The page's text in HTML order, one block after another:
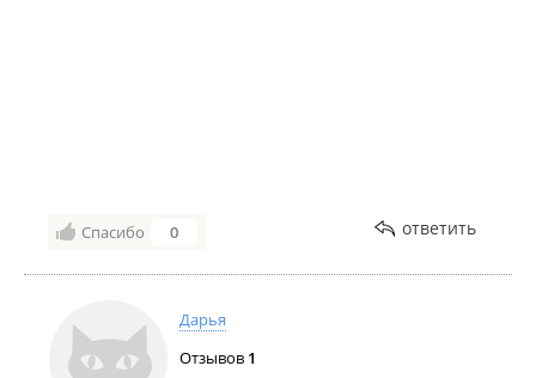
Спасибо 0 ответить
Дарья
Отзывов 1